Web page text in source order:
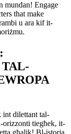
mundan! Engage
that make
u ara kif it-
TAL-
int dilettant tal-
orizzonti tiegħek, it-
għalik! Bl-istorja